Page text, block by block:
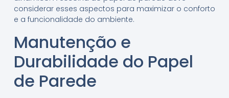
considerar esses aspectos para maximizar o conforto
e a funcionalidade do ambiente.
Manutenção e
Durabilidade do Papel
de Parede